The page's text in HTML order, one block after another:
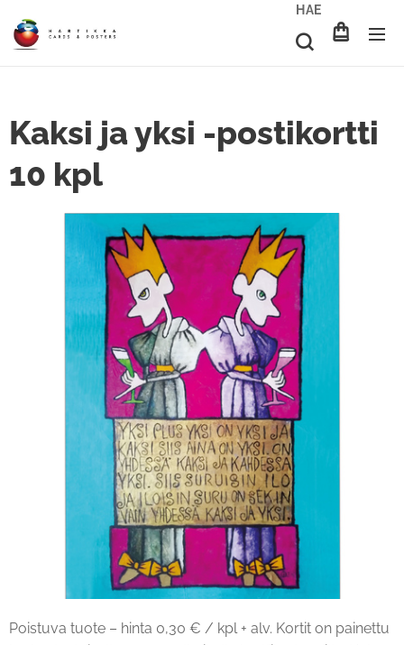
HAE
Kaksi ja yksi -postikortti
10 kpl
Poistuva tuote – hinta 0,30 € / kpl + alv. Kortit on painettu